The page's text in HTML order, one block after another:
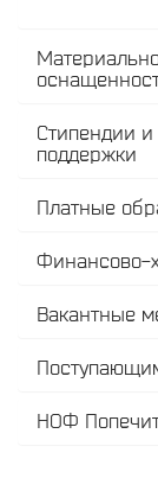
Стипендии
поддержки
Платные
Финансово-
Вакантные
НОФ